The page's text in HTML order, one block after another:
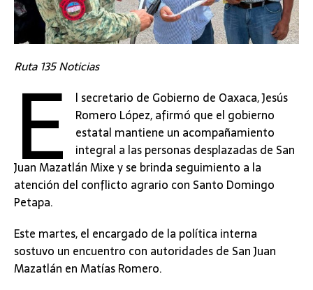
Ruta 135 Noticias
E l secretario de Gobierno de Oaxaca, Jesús
Romero López, afirmó que el gobierno
estatal mantiene un acompañamiento
integral a las personas desplazadas de San
Juan Mazatlán Mixe y se brinda seguimiento a la
atención del conflicto agrario con Santo Domingo
Petapa.
Este martes, el encargado de la política interna
sostuvo un encuentro con autoridades de San Juan
Mazatlán en Matías Romero.